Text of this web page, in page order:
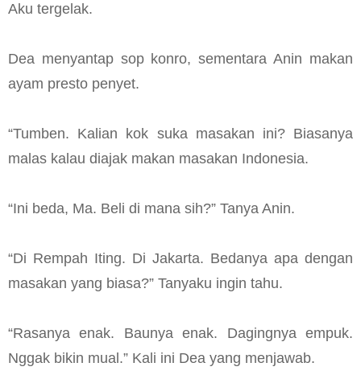
Aku tergelak.
Dea menyantap sop konro, sementara Anin makan
ayam presto penyet.
“Tumben. Kalian kok suka masakan ini? Biasanya
malas kalau diajak makan masakan Indonesia.
“Ini beda, Ma. Beli di mana sih?” Tanya Anin.
“Di Rempah Iting. Di Jakarta. Bedanya apa dengan
masakan yang biasa?” Tanyaku ingin tahu.
“Rasanya enak. Baunya enak. Dagingnya empuk.
Nggak bikin mual.” Kali ini Dea yang menjawab.